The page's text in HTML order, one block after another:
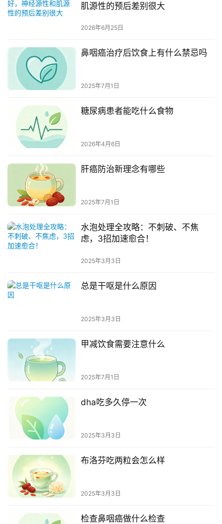
肌源性的预后差别很大
2026年6月25日
鼻咽癌治疗后饮食上有什么禁忌吗
2025年7月1日
糖尿病患者能吃什么食物
2026年4月6日
肝癌防治新理念有哪些
2025年7月1日
水泡处理全攻略：不刺破、不焦
虑，3招加速愈合！
2025年3月3日
总是干呕是什么原因
2025年3月3日
甲减饮食需要注意什么
2025年7月1日
dha吃多久停一次
2025年3月3日
布洛芬吃两粒会怎么样
2025年3月3日
检查鼻咽癌做什么检查